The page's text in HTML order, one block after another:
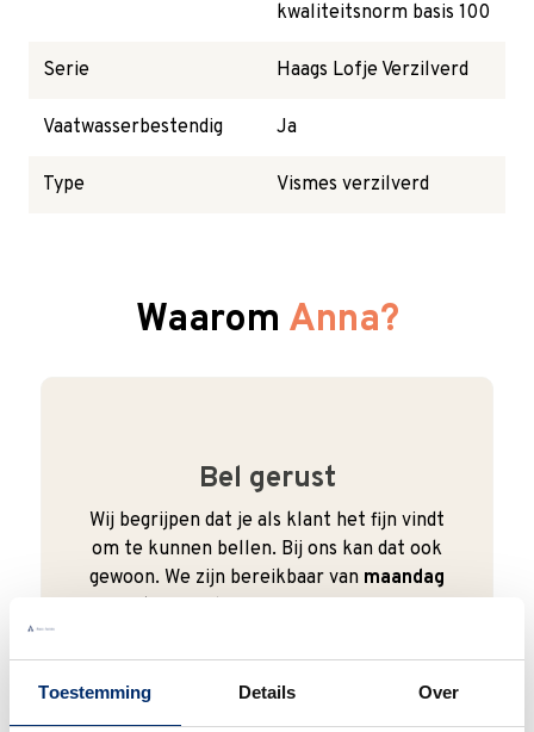
Toestemming Details Over
kwaliteitsnorm basis 100
Serie Haags Lofje Verzilverd
Vaatwasserbestendig Ja
Type Vismes verzilverd
Waarom Anna?
Bel gerust
Wij begrijpen dat je als klant het fijn vindt
om te kunnen bellen. Bij ons kan dat ook
gewoon. We zijn bereikbaar van maandag
0345 63 30 01